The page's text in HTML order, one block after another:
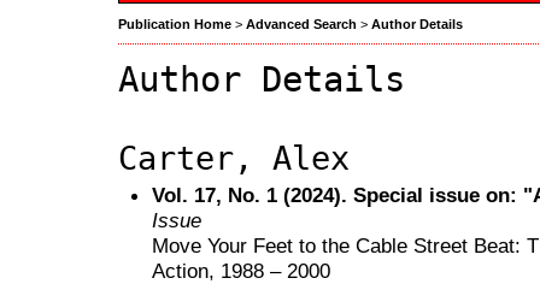
Publication Home > Advanced Search > Author Details
Author Details
Carter, Alex
Vol. 17, No. 1 (2024). Special issue on:
Issue
Move Your Feet to the Cable Street Beat:
Action, 1988 – 2000